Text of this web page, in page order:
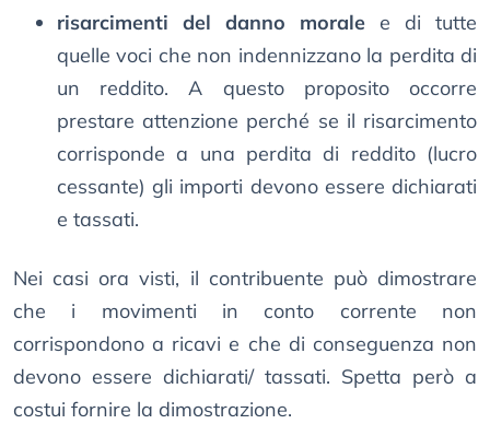
risarcimenti del danno morale e di tutte
quelle voci che non indennizzano la perdita di
un reddito. A questo proposito occorre
prestare attenzione perché se il risarcimento
corrisponde a una perdita di reddito (lucro
cessante) gli importi devono essere dichiarati
e tassati.
Nei casi ora visti, il contribuente può dimostrare
che i movimenti in conto corrente non
corrispondono a ricavi e che di conseguenza non
devono essere dichiarati/ tassati. Spetta però a
costui fornire la dimostrazione.